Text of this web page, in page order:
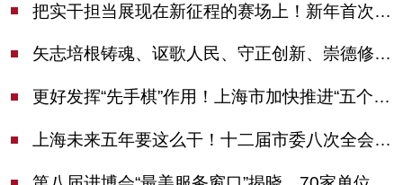
把实干担当展现在新征程的赛场上！新年首次市委季度工作会议举行，陈吉宁作工作点评
矢志培根铸魂、讴歌人民、守正创新、崇德修身！这场座谈会上，陈吉宁对全市文化战线提出期望
更好发挥“先手棋”作用！上海市加快推进“五个中心”建设领导小组会议举行
上海未来五年要这么干！十二届市委八次全会审议通过上海“十五五”规划建议